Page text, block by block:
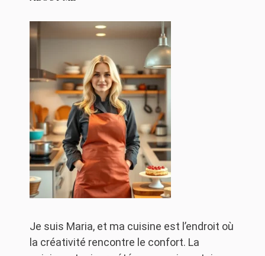
Je suis Maria, et ma cuisine est l’endroit où
la créativité rencontre le confort. La